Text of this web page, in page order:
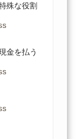
殊な役割
金を払う